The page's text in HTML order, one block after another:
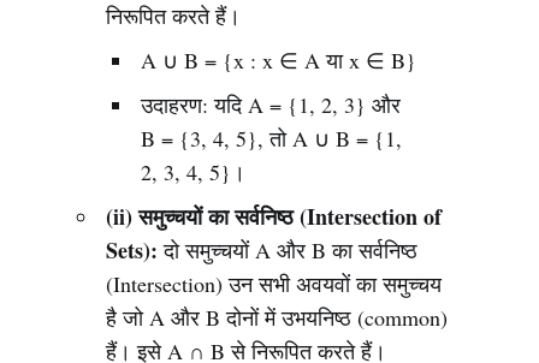
निरूपित करते हैं।
A ∪ B = {x : x ∈ A या x ∈ B}
उदाहरण: यदि A = {1, 2, 3} और
B = {3, 4, 5}, तो A ∪ B = {1,
2, 3, 4, 5}।
(ii) समुच्चयों का सर्वनिष्ठ (Intersection of
Sets): दो समुच्चयों A और B का सर्वनिष्ठ
(Intersection) उन सभी अवयवों का समुच्चय
है जो A और B दोनों में उभयनिष्ठ (common)
हैं। इसे A ∩ B से निरूपित करते हैं।